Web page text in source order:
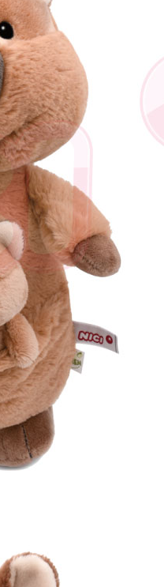
任。
４．使用「AFTEE先享後付」時，將
即時審查核予不同之上限額度；若仍
結果請求用戶進行身份認證。
５．嚴禁一人註冊多個帳號或使用他人
形，恩沛科技股份有限公司將有權停止
動。